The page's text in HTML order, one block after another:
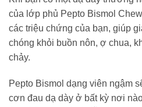
của lớp phủ Pepto Bismol
các triệu chứng của bạn, giúp
chóng khỏi buồn nôn, ợ chua,
chảy.
Pepto Bismol dạng viên ngậm
cơn đau dạ dày ở bất kỳ nơi